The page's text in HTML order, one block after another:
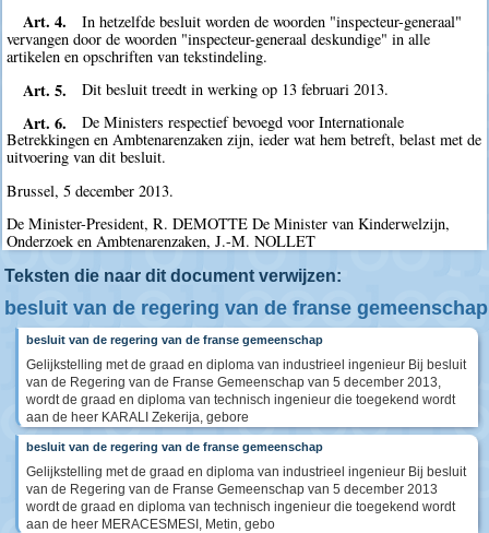
Art. 4.
In hetzelfde besluit worden de woorden "inspecteur-generaal"
vervangen door de woorden "inspecteur-generaal deskundige" in alle
artikelen en opschriften van tekstindeling.
Art. 5. Dit besluit treedt in werking op 13 februari 2013.
Art. 6.
De Ministers respectief bevoegd voor Internationale
Betrekkingen en Ambtenarenzaken zijn, ieder wat hem betreft, belast met de
uitvoering van dit besluit.
Brussel, 5 december 2013.
De Minister-President, R. DEMOTTE De Minister van Kinderwelzijn,
Onderzoek en Ambtenarenzaken, J.-M. NOLLET
Teksten die naar dit document verwijzen:
besluit van de regering van de franse gemeenschap
besluit van de regering van de franse gemeenschap
Gelijkstelling met de graad en diploma van industrieel ingenieur Bij besluit
van de Regering van de Franse Gemeenschap van 5 december 2013,
wordt de graad en diploma van technisch ingenieur die toegekend wordt
aan de heer KARALI Zekerija, gebore
besluit van de regering van de franse gemeenschap
Gelijkstelling met de graad en diploma van industrieel ingenieur Bij besluit
van de Regering van de Franse Gemeenschap van 5 december 2013
wordt de graad en diploma van technisch ingenieur die toegekend wordt
aan de heer MERACESMESI, Metin, gebo